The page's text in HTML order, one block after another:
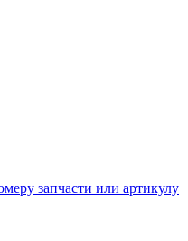
запчасти или артикулу